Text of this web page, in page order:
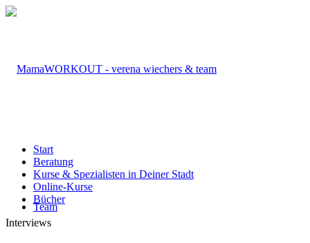
Team
Start
Beratung
Kurse & Spezialisten in Deiner Stadt
Online-Kurse
Bücher
Interviews